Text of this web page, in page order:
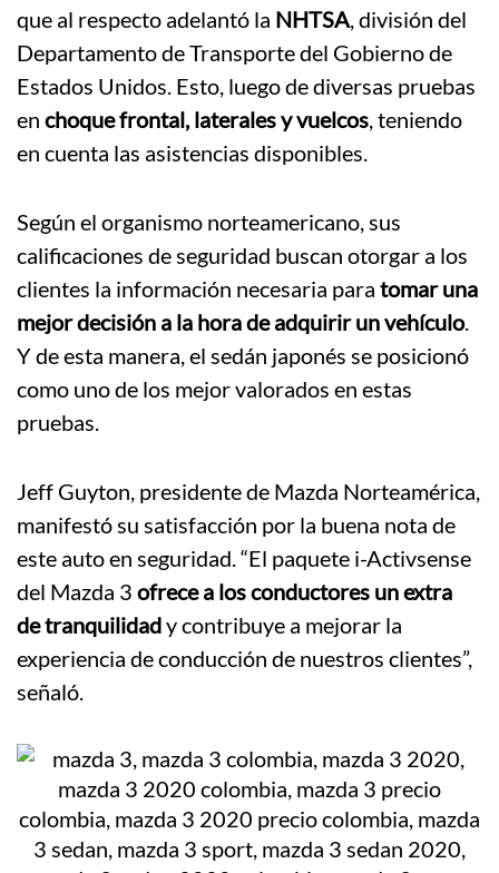
que al respecto adelantó la NHTSA, división del
Departamento de Transporte del Gobierno de
Estados Unidos. Esto, luego de diversas pruebas
en choque frontal, laterales y vuelcos, teniendo
en cuenta las asistencias disponibles.
Según el organismo norteamericano, sus
calificaciones de seguridad buscan otorgar a los
clientes la información necesaria para tomar una
mejor decisión a la hora de adquirir un vehículo.
Y de esta manera, el sedán japonés se posicionó
como uno de los mejor valorados en estas
pruebas.
Jeff Guyton, presidente de Mazda Norteamérica,
manifestó su satisfacción por la buena nota de
este auto en seguridad. “El paquete i-Activsense
del Mazda 3 ofrece a los conductores un extra
de tranquilidady contribuye a mejorar la
experiencia de conducción de nuestros clientes”,
señaló.